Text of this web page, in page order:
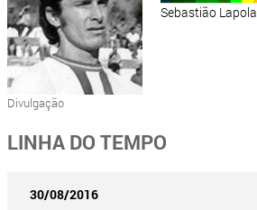
Divulgação
Sebastião Lapola
LINHA DO TEMPO
30/08/2016